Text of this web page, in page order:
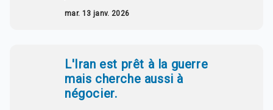
mar. 13 janv. 2026
L'Iran est prêt à la guerre
mais cherche aussi à
négocier.